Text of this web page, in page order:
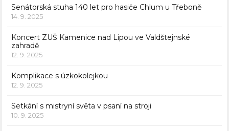
Senátorská stuha 140 let pro hasiče Chlum u Třeboně
14. 9. 2025
Koncert ZUŠ Kamenice nad Lipou ve Valdštejnské
zahradě
12. 9. 2025
Komplikace s úzkokolejkou
12. 9. 2025
Setkání s mistryní světa v psaní na stroji
10. 9. 2025